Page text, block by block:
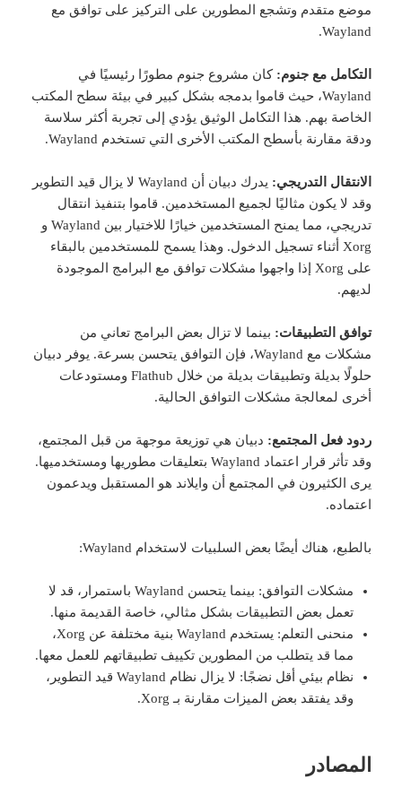
موضع متقدم وتشجع المطورين على التركيز على توافق مع
Wayland.
التكامل مع جنوم: كان مشروع جنوم مطورًا رئيسيًا في
Wayland، حيث قاموا بدمجه بشكل كبير في بيئة سطح المكتب
الخاصة بهم. هذا التكامل الوثيق يؤدي إلى تجربة أكثر سلاسة
ودقة مقارنة بأسطح المكتب الأخرى التي تستخدم Wayland.
الانتقال التدريجي:
يدرك دبيان أن Wayland لا يزال قيد التطوير
وقد لا يكون مثاليًا لجميع المستخدمين. قاموا بتنفيذ انتقال
تدريجي، مما يمنح المستخدمين خيارًا للاختيار بين Wayland و
Xorg أثناء تسجيل الدخول. وهذا يسمح للمستخدمين بالبقاء
على Xorg إذا واجهوا مشكلات توافق مع البرامج الموجودة
لديهم.
توافق التطبيقات: بينما لا تزال بعض البرامج تعاني من
مشكلات مع Wayland، فإن التوافق يتحسن بسرعة. يوفر دبيان
حلولًا بديلة وتطبيقات بديلة من خلال Flathub ومستودعات
أخرى لمعالجة مشكلات التوافق الحالية.
ردود فعل المجتمع: دبيان هي توزيعة موجهة من قبل المجتمع،
وقد تأثر قرار اعتماد Wayland بتعليقات مطوريها ومستخدميها.
يرى الكثيرون في المجتمع أن وايلاند هو المستقبل ويدعمون
اعتماده.
بالطبع، هناك أيضًا بعض السلبيات لاستخدام Wayland:
مشكلات التوافق: بينما يتحسن Wayland باستمرار، قد لا
تعمل بعض التطبيقات بشكل مثالي، خاصة القديمة منها.
منحنى التعلم: يستخدم Wayland بنية مختلفة عن Xorg،
مما قد يتطلب من المطورين تكييف تطبيقاتهم للعمل معها.
نظام بيئي أقل نضجًا: لا يزال نظام Wayland قيد التطوير،
وقد يفتقد بعض الميزات مقارنة بـ Xorg.
المصادر